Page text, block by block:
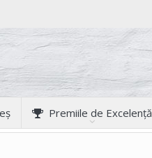
Premiile de Excelență